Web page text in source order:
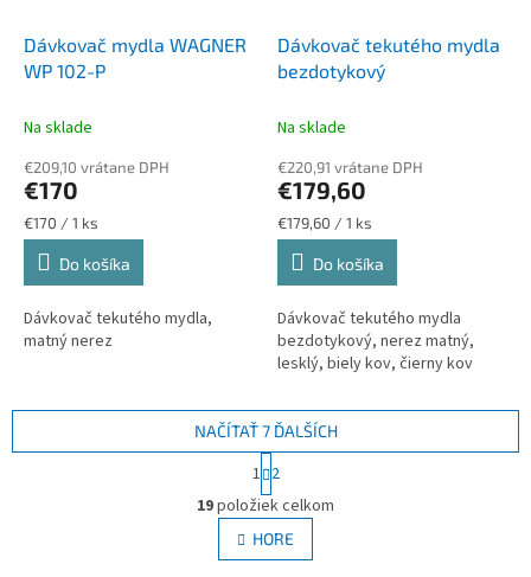
Dávkovač mydla WAGNER
WP 102-P
Na sklade
€209,10 vrátane DPH
€170
Jednotková
cena:
€170 / 1 ks
Do košíka
Dávkovač tekutého mydla,
matný nerez
Dávkovač tekutého mydla
bezdotykový
Na sklade
€220,91 vrátane DPH
€179,60
Jednotková
cena:
€179,60 / 1 ks
Do košíka
Dávkovač tekutého mydla
bezdotykový, nerez matný,
lesklý, biely kov, čierny kov
O
v
l
á
NAČÍTAŤ 7 ĎALŠÍCH
t
r
á
n
k
1 2
19položiek celkom
HORE